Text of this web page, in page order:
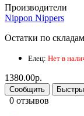
Производители
Nippon Nippers
Остатки по
Елец: Нет в
1380.00р.
Сообщить
0 отзывов